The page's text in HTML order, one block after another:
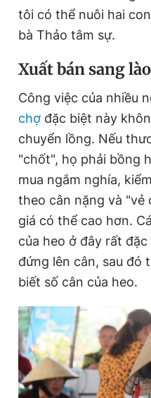
tôi có thể nuôi hai
bà Thảo tâm sự.
Xuất bán sang
Công việc của nhiều
chợ đặc biệt này
chuyển lồng. Nếu
"chốt", họ phải bồng
mua ngắm nghía,
theo cân nặng và "vẻ
giá có thể cao hơn.
của heo ở đây rất
đứng lên cân, sau đó
biết số cân của heo.